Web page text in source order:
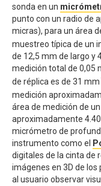
sonda en un
punto con un radio de
micras), para un área
muestreo típica de un
de 12,5 mm de largo y
medición total de 0,05
de réplica es de 31 mm
medición
área de medición de
aproximadamente
micrómetro de
instrumento como el
digitales de la cinta de
imágenes en 3D de
al usuario observar